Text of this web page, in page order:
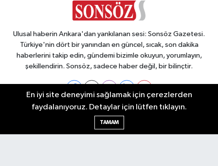
Ulusal haberin Ankara'dan yankılanan sesi: Sonsöz Gazetesi.
Türkiye'nin dört bir yanından en güncel, sıcak, son dakika
haberlerini takip edin, gündemi bizimle okuyun, yorumlayın,
şekillendirin. Sonsöz, sadece haber değil, bir bilinçtir.
Ankara Nöbetçi Eczaneler
En iyi site deneyimi sağlamak için çerezlerden
faydalanıyoruz. Detaylar için lütfen tıklayın.
TAMAM